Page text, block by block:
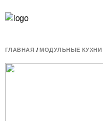
ГЛАВНАЯ /МОДУЛЬНЫЕ КУХНИ